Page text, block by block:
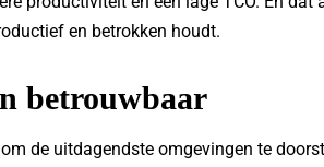
en betrokken houdt.
betrouwbaar
de uitdagendste omgevingen te